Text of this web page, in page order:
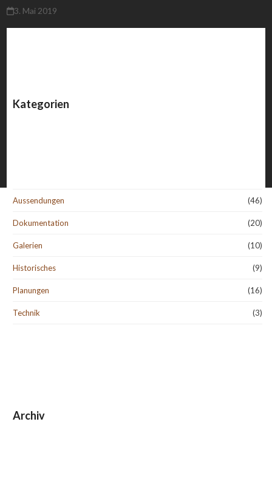
3. Mai 2019
Kategorien
Aussendungen (46)
Dokumentation (20)
Galerien (10)
Historisches (9)
Planungen (16)
Technik (3)
Archiv